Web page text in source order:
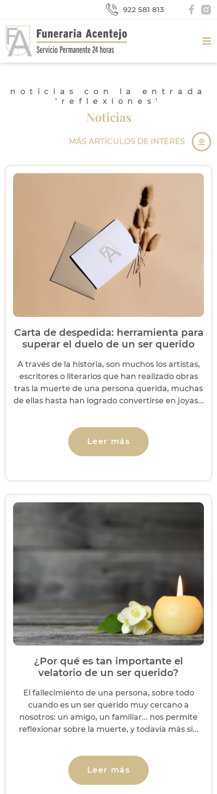
922 581 813
noticias con la entrada
'reflexiones'
Noticias
MÁS ARTÍCULOS DE INTERÉS
Carta de despedida: herramienta para
superar el duelo de un ser querido
A través de la historia, son muchos los artistas,
escritores o literarios que han realizado obras
tras la muerte de una persona querida, muchas
de ellas hasta han logrado convertirse en joyas...
Leer más
¿Por qué es tan importante el
velatorio de un ser querido?
El fallecimiento de una persona, sobre todo
cuando es un ser querido muy cercano a
nosotros: un amigo, un familiar... nos permite
reflexionar sobre la muerte, y todavía más si...
Leer más